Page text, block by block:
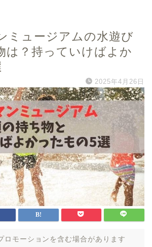
ミュージアムの水遊び
は？持っていけばよか
2025年4月26日
ロモーションを含む場合があります